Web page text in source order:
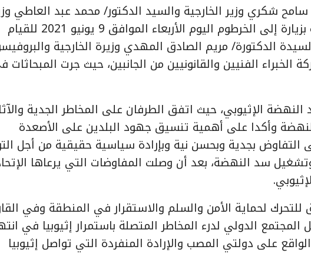
شكري وزير الخارجية والسيد الدكتور/ محمد عبد العاطي
الموارد المائية والري بجمهورية مصر العربية بزيارة إلى الخرطوم اليوم الأربعاء الموافق 9 يونيو 2021 للقيام
الدكتورة/ مريم الصادق المهدي وزيرة الخارجية
الخبراء الفنيين والقانونيين من الجانبين، حيث جرت
الإثيوبي، حيث اتفق الطرفان على المخاطر الجدية
وأكدا على أهمية تنسيق جهود البلدين على الأصعدة
التفاوض بجدية وبحسن نية وبإرادة سياسية حقيقية من أجل
سد النهضة، بعد أن وصلت المفاوضات التي يرعاها
لحماية الأمن والسلم والاستقرار في المنطقة وفي
الدولي لدرء المخاطر المتصلة باستمرار إثيوبيا في
على دولتي المصب والإرادة المنفردة التي تواصل إثيوبيا